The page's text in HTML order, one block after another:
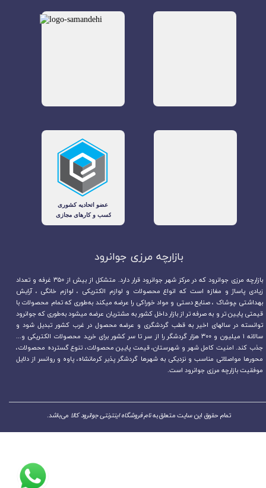
بازارچه مرزی جوانرود​​​​​​​
بازارچه مرزی جوانرود که در مرکز شهر جوانرود قرار دارد. متشکل از بیش از ۳۵۰ غرفه و تعداد
زیادی پاساژ و مغازه است که انواع محصولات و لوازم الکتریکی ، لوازم خانگی ، آرایش
بهداشتی ،پوشاک ، صنایع دستی و مواد خوراکی را عرضه میکند به‌طوری که تمام محصولات با
قیمتی پایین تر و به صرفه تر از بازار داخل کشور به مشتریان عرضه میشود به‌طوری که جوانرود
توانسته در سالهای اخیر به قطب گردشگری و عرضه محصول در غرب کشور تبدیل شود و
سالانه ۱ میلیون و ۳۰۰ هزار گردشگر را از سر تا سر کشور برای خرید محصولات الکتریکی و...
جذب کند. امنیت کامل شهر و شهرستان، قیمت پایین محصولات، تنوع گسترده محصولات،
محورها مواصلاتی مناسب و نزدیکی به شهرها گردشگر پذیر کرمانشاه، پاوه و روانسر از دلایل
موفقیت بازارچه مرزی جوانرود است.
تمام حقوق این سایت متعلق بهنام فروشگاه اینترنتی جوانرود کالا می‌باشد.